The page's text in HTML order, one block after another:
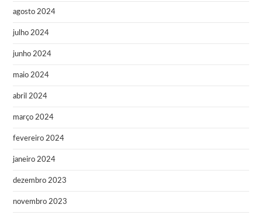
agosto 2024
julho 2024
junho 2024
maio 2024
abril 2024
março 2024
fevereiro 2024
janeiro 2024
dezembro 2023
novembro 2023